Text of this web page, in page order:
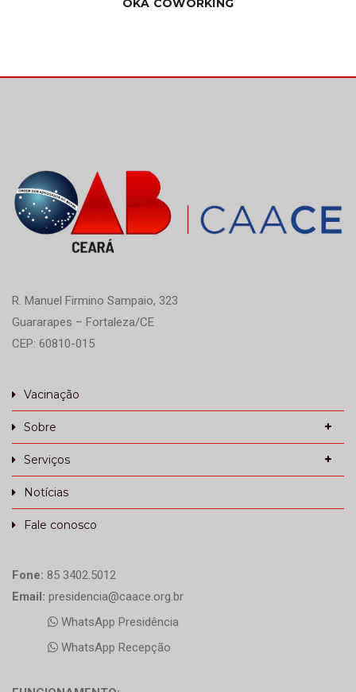
OKA COWORKING
R. Manuel Firmino Sampaio, 323
Guararapes – Fortaleza/CE
CEP: 60810-015
Vacinação
Sobre
Serviços
Notícias
Fale conosco
Fone: 85 3402.5012
Email: presidencia@caace.org.br
WhatsApp Presidência
WhatsApp Recepção